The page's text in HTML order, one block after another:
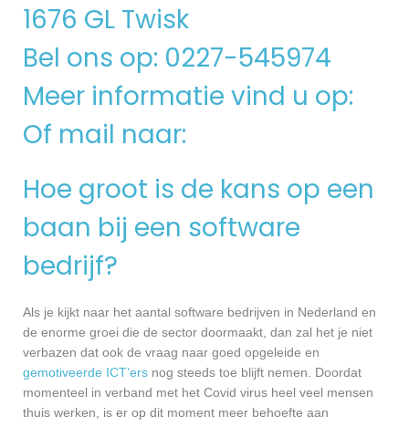
1676 GL Twisk
Bel ons op: 0227-545974
Meer informatie vind u op:
Of mail naar:
Hoe groot is de kans op een
baan bij een software
bedrijf?
Als je kijkt naar het aantal software bedrijven in Nederland en
de enorme groei die de sector doormaakt, dan zal het je niet
verbazen dat ook de vraag naar goed opgeleide en
gemotiveerde ICT’ers nog steeds toe blijft nemen. Doordat
momenteel in verband met het Covid virus heel veel mensen
thuis werken, is er op dit moment meer behoefte aan